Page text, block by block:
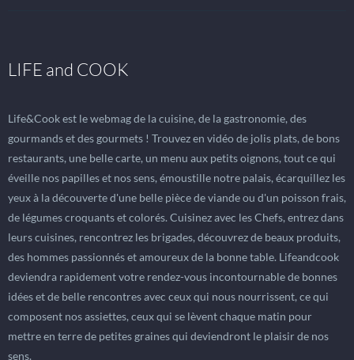
LIFE and COOK
Life&Cook est le webmag de la cuisine, de la gastronomie, des
gourmands et des gourmets ! Trouvez en vidéo de jolis plats, de bons
restaurants, une belle carte, un menu aux petits oignons, tout ce qui
éveille nos papilles et nos sens, émoustille notre palais, écarquillez les
yeux à la découverte d'une belle pièce de viande ou d'un poisson frais,
de légumes croquants et colorés. Cuisinez avec les Chefs, entrez dans
leurs cuisines, rencontrez les brigades, découvrez de beaux produits,
des hommes passionnés et amoureux de la bonne table. Lifeandcook
deviendra rapidement votre rendez-vous incontournable de bonnes
idées et de belle rencontres avec ceux qui nous nourrissent, ce qui
composent nos assiettes, ceux qui se lèvent chaque matin pour
mettre en terre de petites graines qui deviendront le plaisir de nos
sens.